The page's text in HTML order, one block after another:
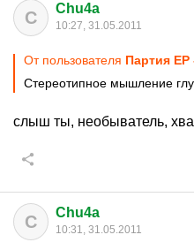
C Chu4a
10:27, 31.05.2011
От пользователя Партия ЕР
Стереотипное мышление
слыш ты, необыватель,
C Chu4a
10:31, 31.05.2011